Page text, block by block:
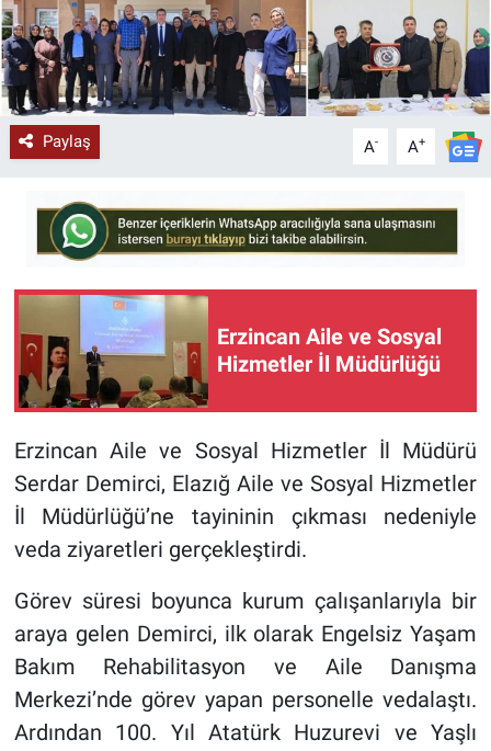
Paylaş A- A+
Erzincan Aile ve Sosyal
Hizmetler İl Müdürlüğü
Erzincan Aile ve Sosyal Hizmetler İl Müdürü
Serdar Demirci, Elazığ Aile ve Sosyal Hizmetler
İl Müdürlüğü’ne tayininin çıkması nedeniyle
veda ziyaretleri gerçekleştirdi.
Görev süresi boyunca kurum çalışanlarıyla bir
araya gelen Demirci, ilk olarak Engelsiz Yaşam
Bakım Rehabilitasyon ve Aile Danışma
Merkezi’nde görev yapan personelle vedalaştı.
Ardından 100. Yıl Atatürk Huzurevi ve Yaşlı
RESMİ İLAN